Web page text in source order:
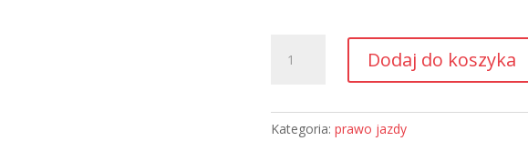
Pakiet:
kat.
Dodaj do koszyka
Kategoria: prawo jazdy